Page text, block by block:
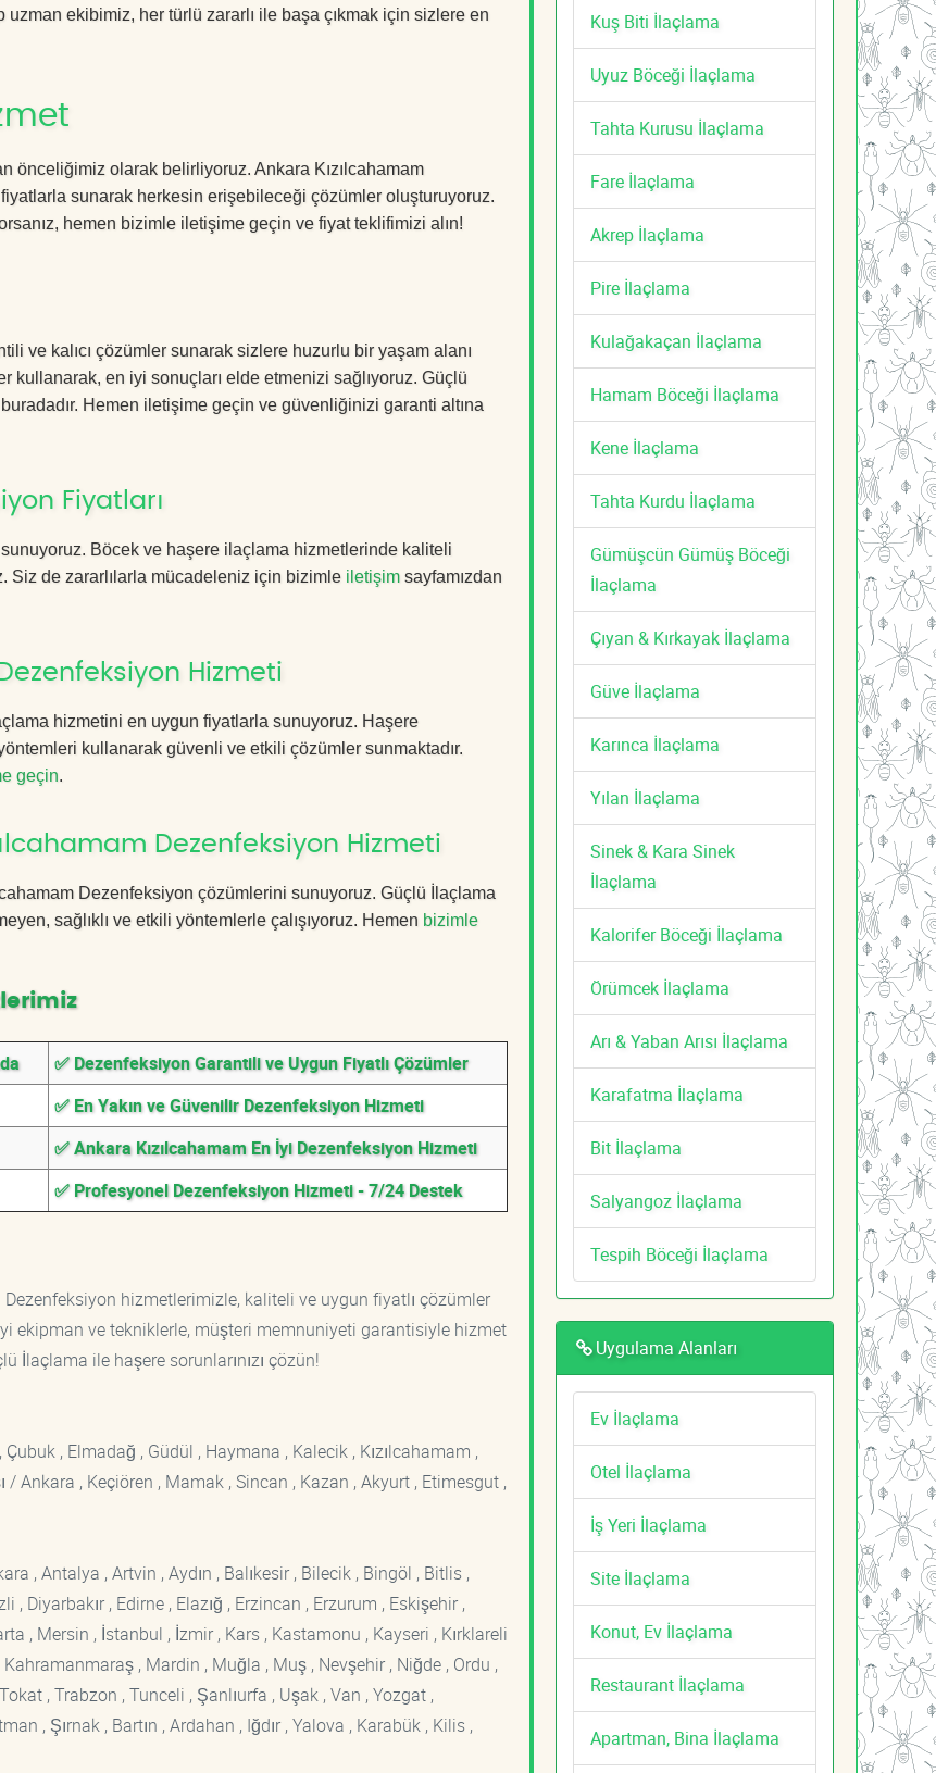
uzman ekibimiz, her türlü zararlı ile başa çıkmak için sizlere en
önceliğimiz olarak belirliyoruz. Ankara Kızılcahamam
sunarak herkesin erişebileceği çözümler oluşturuyoruz.
hemen bizimle iletişime geçin ve fiyat teklifimizi alın!
ve kalıcı çözümler sunarak sizlere huzurlu bir yaşam alanı
kullanarak, en iyi sonuçları elde etmenizi sağlıyoruz. Güçlü
Hemen iletişime geçin ve güvenliğinizi garanti altına
Fiyatları
Böcek ve haşere ilaçlama hizmetlerinde kaliteli
Siz de zararlılarla mücadeleniz için bizimle iletişim sayfamızdan
Hizmeti
hizmetini en uygun fiyatlarla sunuyoruz. Haşere
kullanarak güvenli ve etkili çözümler sunmaktadır.
geçin.
Dezenfeksiyon Hizmeti
Dezenfeksiyon çözümlerini sunuyoruz. Güçlü İlaçlama
sağlıklı ve etkili yöntemlerle çalışıyoruz. Hemen bizimle
✅ Dezenfeksiyon Garantili ve Uygun Fiyatlı Çözümler
✅ En Yakın ve Güvenilir Dezenfeksiyon Hizmeti
✅ Ankara Kızılcahamam En İyi Dezenfeksiyon Hizmeti
✅ Profesyonel Dezenfeksiyon Hizmeti - 7/24 Destek
hizmetlerimizle, kaliteli ve uygun fiyatlı çözümler
ekipman ve tekniklerle, müşteri memnuniyeti garantisiyle hizmet
İlaçlama ile haşere sorunlarınızı çözün!
, Elmadağ , Güdül , Haymana , Kalecik , Kızılcahamam ,
/ Ankara , Keçiören , Mamak , Sincan , Kazan , Akyurt , Etimesgut ,
, Antalya , Artvin , Aydın , Balıkesir , Bilecik , Bingöl , Bitlis ,
, Diyarbakır , Edirne , Elazığ , Erzincan , Erzurum , Eskişehir ,
, Mersin , İstanbul , İzmir , Kars , Kastamonu , Kayseri , Kırklareli
, Mardin , Muğla , Muş , Nevşehir , Niğde , Ordu ,
, Trabzon , Tunceli , Şanlıurfa , Uşak , Van , Yozgat ,
, Şırnak , Bartın , Ardahan , Iğdır , Yalova , Karabük , Kilis ,
Kuş Biti İlaçlama
Uyuz Böceği İlaçlama
Tahta Kurusu İlaçlama
Fare İlaçlama
Akrep İlaçlama
Pire İlaçlama
Kulağakaçan İlaçlama
Hamam Böceği İlaçlama
Kene İlaçlama
Tahta Kurdu İlaçlama
Gümüşcün Gümüş Böceği
İlaçlama
Çıyan & Kırkayak İlaçlama
Güve İlaçlama
Karınca İlaçlama
Yılan İlaçlama
Sinek & Kara Sinek
İlaçlama
Kalorifer Böceği İlaçlama
Örümcek İlaçlama
Arı & Yaban Arısı İlaçlama
Karafatma İlaçlama
Bit İlaçlama
Salyangoz İlaçlama
Tespih Böceği İlaçlama
Uygulama Alanları
Ev İlaçlama
Otel İlaçlama
İş Yeri İlaçlama
Site İlaçlama
Konut, Ev İlaçlama
Restaurant İlaçlama
Apartman, Bina İlaçlama